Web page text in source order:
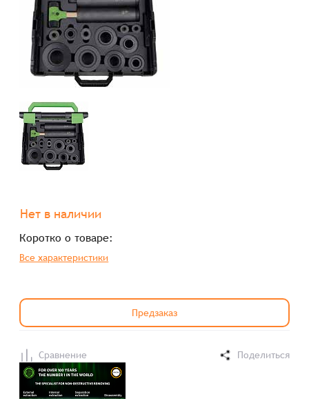
Нет в наличии
Коротко о товаре:
Все характеристики
Предзаказ
Сравнение Поделиться